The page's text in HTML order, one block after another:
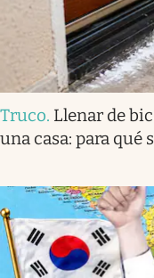
Truco. Llenar de
una casa: para qué